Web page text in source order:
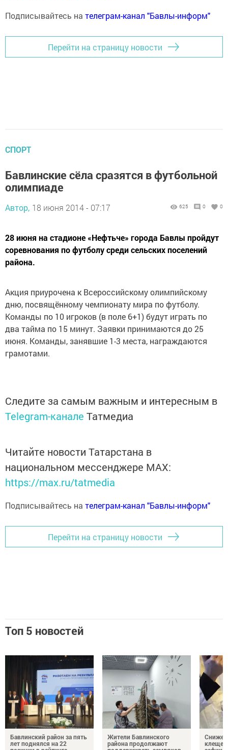
Подписывайтесь на телеграм-канал "Бавлы-информ"
Перейти на страницу новости
СПОРТ
Бавлинские сёла сразятся в футбольной
олимпиаде
Автор, 18 июня 2014 - 07:17 625 0 0
28 июня на стадионе «Нефтьче» города Бавлы пройдут
соревнования по футболу среди сельских поселений
района.
Акция приурочена к Всероссийскому олимпийскому
дню, посвящённому чемпионату мира по футболу.
Команды по 10 игроков (в поле 6+1) будут играть по
два тайма по 15 минут. Заявки принимаются до 25
июня. Команды, занявшие 1-3 места, награждаются
грамотами.
Следите за самым важным и интересным в
Telegram-канале Татмедиа
Читайте новости Татарстана в
национальном мессенджере MАХ:
https://max.ru/tatmedia
Подписывайтесь на телеграм-канал "Бавлы-информ"
Перейти на страницу новости
Топ 5 новостей
Бавлинский район за пять
лет поднялся на 22
Жители Бавлинского
района продолжают
клещей